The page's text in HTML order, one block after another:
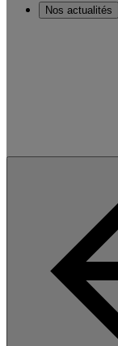
Nos actualités